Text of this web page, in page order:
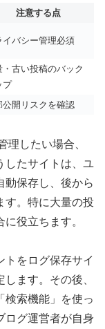
注意する点
イバシー管理必須
・古い投稿のバック
プ
公開リスクを確認
理したい場合、
したサイトは、ユ
動保存し、後から
す。特に大量の投
役立ちます。
トをログ保存サイ
ます。その後、
検索機能」を使っ
ログ運営者が自身